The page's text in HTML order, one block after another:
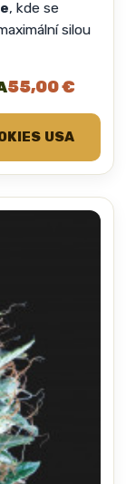
, kde se
silou
55,00 €
USA